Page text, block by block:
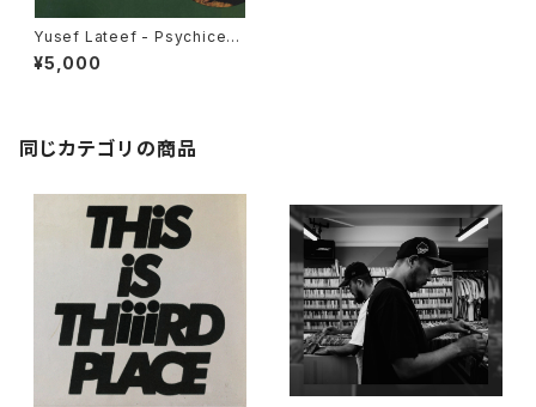
Yusef Lateef - Psychicem
otus "LP/180g"
¥5,000
同じカテゴリの商品